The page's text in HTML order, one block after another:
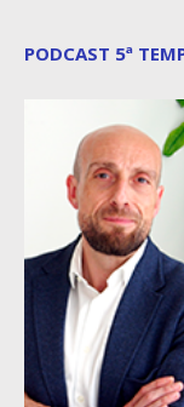
PODCAST 5ª